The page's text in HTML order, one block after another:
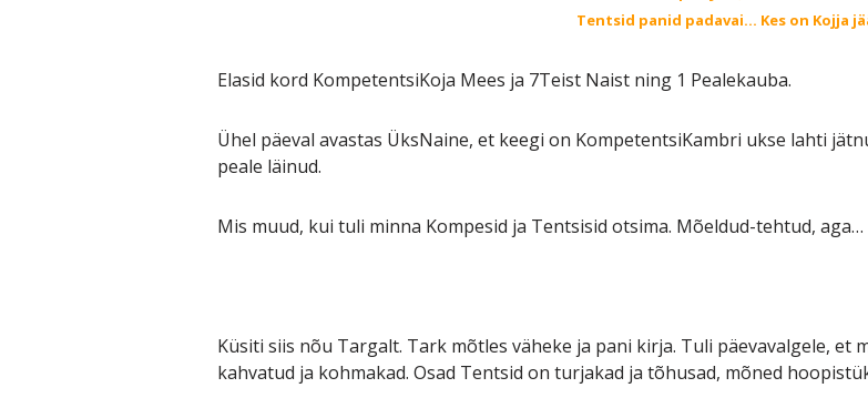
Tentsid panid padavai… Kes on Kojja
Elasid kord KompetentsiKoja Mees ja 7Teist Naist ning 1 Pealekauba.
Ühel päeval avastas ÜksNaine, et keegi on KompetentsiKambri ukse lahti
peale läinud.
Mis muud, kui tuli minna Kompesid ja Tentsisid otsima. Mõeldud-tehtud,
Küsiti siis nõu Targalt. Tark mõtles väheke ja pani kirja. Tuli päevavalgele, et
kahvatud ja kohmakad. Osad Tentsid on turjakad ja tõhusad, mõned